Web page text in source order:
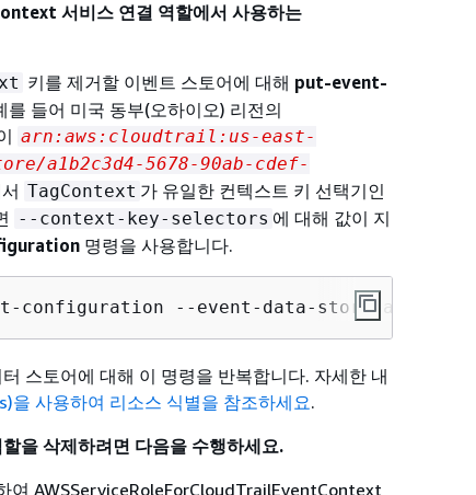
서비스 연결 역할에서 사용하는
키를 제거할 이벤트 스토어에 대해 put-event-
를 들어 미국 동부(오하이오) 리전의
arn:aws:cloudtrail:us-east-
a1b2c3d4-5678-90ab-cdef-
TagContext 가 유일한 컨텍스트 키 선택기인
--context-key-selectors 에 대해 값이 지
명령을 사용합니다.
configuration --event-data-store
스토어에 대해 이 명령을 반복합니다. 자세한 내
을 사용하여 리소스 식별을 참조하세요.
을 삭제하려면 다음을 수행하세요.
여 AWSServiceRoleForCloudTrailEventContext